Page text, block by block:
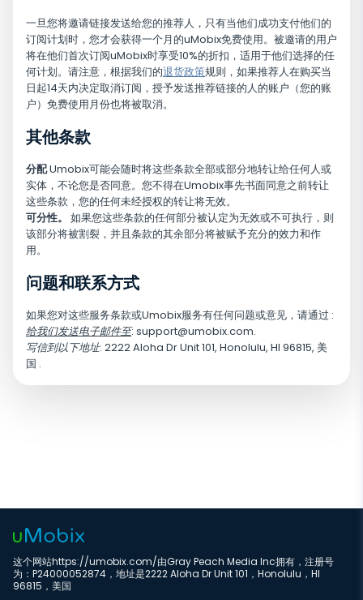
一旦您将邀请链接发送给您的推荐人，只有当他们成功支付他们的
订阅计划时，您才会获得一个月的uMobix免费使用。被邀请的用户
将在他们首次订阅uMobix时享受10%的折扣，适用于他们选择的任
何计划。请注意，根据我们的退货政策规则，如果推荐人在购买当
日起14天内决定取消订阅，授予发送推荐链接的人的账户（您的账
户）免费使用月份也将被取消。
其他条款
分配Umobix可能会随时将这些条款全部或部分地转让给任何人或
实体，不论您是否同意。您不得在Umobix事先书面同意之前转让
这些条款，您的任何未经授权的转让将无效。
可分性。 如果您这些条款的任何部分被认定为无效或不可执行，则
该部分将被割裂，并且条款的其余部分将被赋予充分的效力和作
用。
问题和联系方式
如果您对这些服务条款或Umobix服务有任何问题或意见，请通过 :
给我们发送电子邮件至: support@umobix.com.
写信到以下地址: 2222 Aloha Dr Unit 101, Honolulu, HI 96815, 美
国 .
这个网站https://umobix.com/由Gray Peach Media Inc拥有，注册号
为：P24000052874，地址是2222 Aloha Dr Unit 101，Honolulu，HI
96815，美国